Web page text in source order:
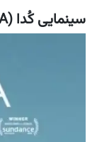
سینمایی کُدا (CODA)